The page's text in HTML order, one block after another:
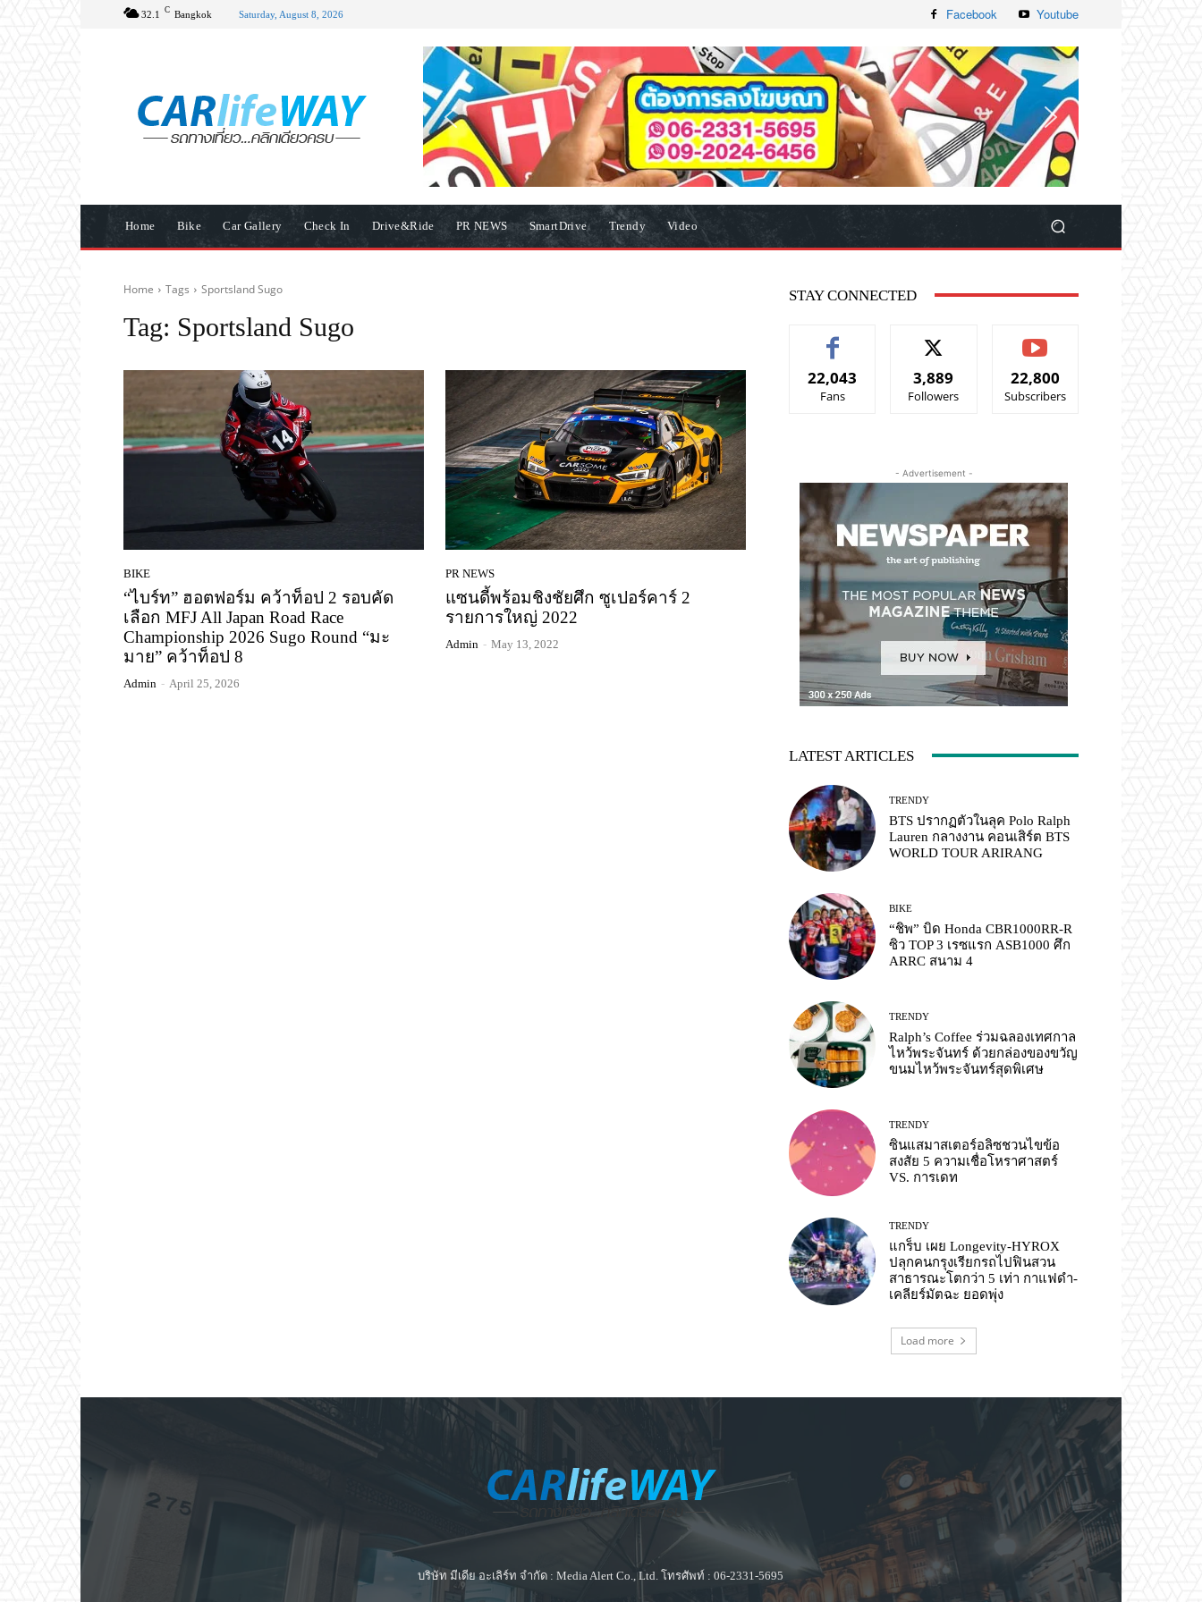
32.1 C Bangkok Saturday, August 8, 2026 Facebook Youtube
Home Bike Car Gallery Check In Drive&Ride PR NEWS SmartDrive Trendy Video
Home Tags Sportsland Sugo
Tag: Sportsland Sugo
BIKE
“ไบร์ท” ฮอตฟอร์ม คว้าท็อป 2 รอบคัด
เลือก MFJ All Japan Road Race
Championship 2026 Sugo Round “มะ
มาย” คว้าท็อป 8
Admin - April 25, 2026
PR NEWS
แซนดี้พร้อมชิงชัยศึก ซูเปอร์คาร์ 2
รายการใหญ่ 2022
Admin - May 13, 2022
STAY CONNECTED
22,043
Fans
3,889
Followers
22,800
Subscribers
- Advertisement -
LATEST ARTICLES
TRENDY
BTS ปรากฏตัวในลุค Polo Ralph
Lauren กลางงาน คอนเสิร์ต BTS
WORLD TOUR ARIRANG
BIKE
“ชิพ” บิด Honda CBR1000RR-R
ซิว TOP 3 เรซแรก ASB1000 ศึก
ARRC สนาม 4
TRENDY
Ralph’s Coffee ร่วมฉลองเทศกาล
ไหว้พระจันทร์ ด้วยกล่องของขวัญ
ขนมไหว้พระจันทร์สุดพิเศษ
TRENDY
ซินแสมาสเตอร์อลิซชวนไขข้อ
สงสัย 5 ความเชื่อโหราศาสตร์
VS. การเดท
TRENDY
แกร็บ เผย Longevity-HYROX
ปลุกคนกรุงเรียกรถไปฟินสวน
สาธารณะโตกว่า 5 เท่า กาแฟดำ-
เคลียร์มัตฉะ ยอดพุ่ง
Load more
บริษัท มีเดีย อะเลิร์ท จำกัด : Media Alert Co., Ltd. โทรศัพท์ : 06-2331-5695